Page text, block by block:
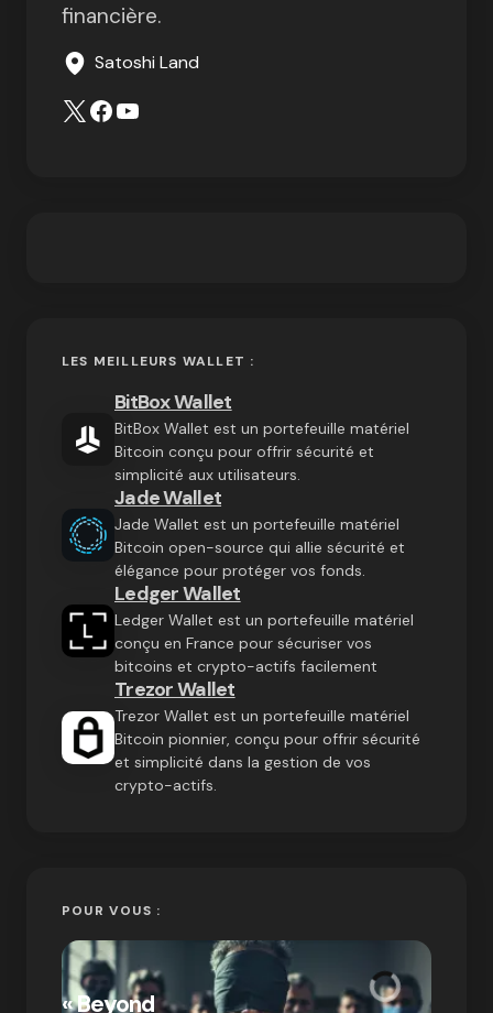
financière.
Satoshi Land
LES MEILLEURS WALLET :
BitBox Wallet
BitBox Wallet est un portefeuille matériel
Bitcoin conçu pour offrir sécurité et
simplicité aux utilisateurs.
Jade Wallet
Jade Wallet est un portefeuille matériel
Bitcoin open-source qui allie sécurité et
élégance pour protéger vos fonds.
Ledger Wallet
Ledger Wallet est un portefeuille matériel
conçu en France pour sécuriser vos
bitcoins et crypto-actifs facilement
Trezor Wallet
Trezor Wallet est un portefeuille matériel
Bitcoin pionnier, conçu pour offrir sécurité
et simplicité dans la gestion de vos
crypto-actifs.
POUR VOUS :
« Beyond